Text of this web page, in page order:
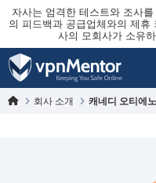
자사는 엄격한 테스트와 조사
의 피드백과 공급업체와의 제
사의 모회사가 소유
회사 소개 캐네디 오티에노